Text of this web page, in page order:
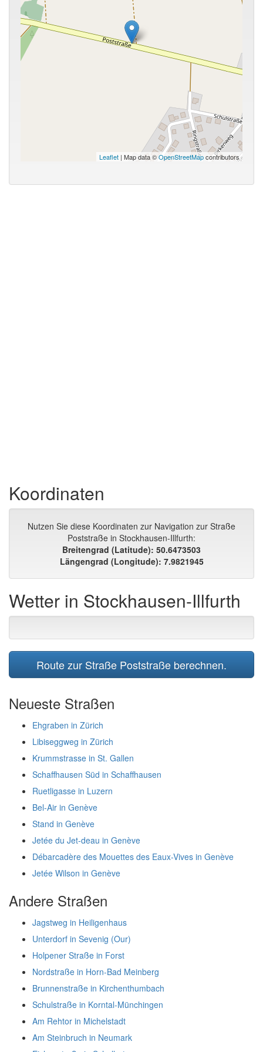
Leaflet | Map data ©OpenStreetMapcontributors
Koordinaten
Nutzen Sie diese Koordinaten zur Navigation zur Straße
Poststraße in Stockhausen-Illfurth:
Breitengrad (Latitude): 50.6473503
Längengrad (Longitude): 7.9821945
Wetter in Stockhausen-Illfurth
Route zur Straße Poststraße berechnen.
Neueste Straßen
Ehgraben in Zürich
Libiseggweg in Zürich
Krummstrasse in St. Gallen
Schaffhausen Süd in Schaffhausen
Ruetligasse in Luzern
Bel-Air in Genève
Stand in Genève
Jetée du Jet-deau in Genève
Débarcadère des Mouettes des Eaux-Vives in Genève
Jetée Wilson in Genève
Andere Straßen
Jagstweg in Heiligenhaus
Unterdorf in Sevenig (Our)
Holpener Straße in Forst
Nordstraße in Horn-Bad Meinberg
Brunnenstraße in Kirchenthumbach
Schulstraße in Korntal-Münchingen
Am Rehtor in Michelstadt
Am Steinbruch in Neumark